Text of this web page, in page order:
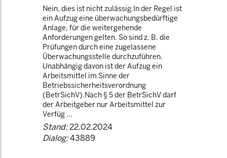
Nein, dies ist nicht zulässig.In der Regel ist
ein Aufzug eine überwachungsbedürftige
Anlage, für die weitergehende
Anforderungen gelten. So sind z. B. die
Prüfungen durch eine zugelassene
Überwachungsstelle durchzuführen.
Unabhängig davon ist der Aufzug ein
Arbeitsmittel im Sinne der
Betriebssicherheitsverordnung
(BetrSichV).Nach § 5 der BetrSichV darf
der Arbeitgeber nur Arbeitsmittel zur
Verfüg ...
Stand:22.02.2024
Dialog:43889